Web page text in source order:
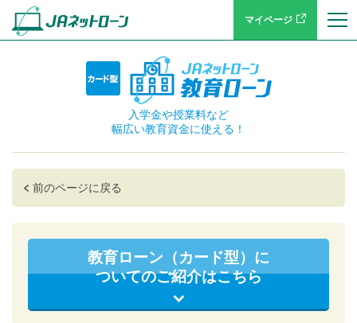
マイページ
入学金や授業料など
幅広い教育資金に使える！
前のページに戻る
教育ローン（カード型）に
ついてのご紹介はこちら